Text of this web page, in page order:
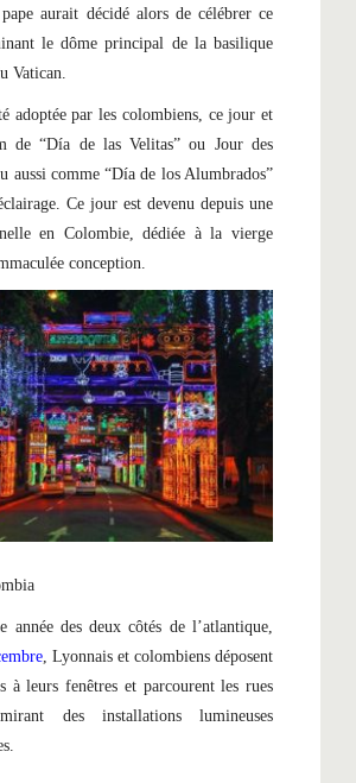
aurait décidé alors de célébrer ce
le dôme principal de la basilique
Vatican.
adoptée par les colombiens, ce jour et
de “Día de las Velitas” ou Jour des
aussi comme “Día de los Alumbrados”
Ce jour est devenu depuis une
en Colombie, dédiée à la vierge
conception.
année des deux côtés de l’atlantique,
, Lyonnais et colombiens déposent
à leurs fenêtres et parcourent les rues
des installations lumineuses